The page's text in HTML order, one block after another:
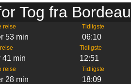
Tog fra
reise
53 min
Tidligste
06:10
41 min
Tidligste
12:51
reise
28 min
Tidligste
18:09